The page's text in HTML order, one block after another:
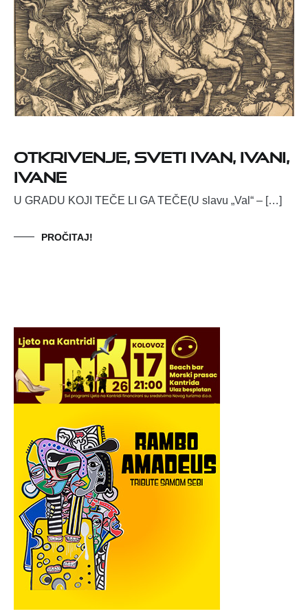
OTKRIVENJE, SVETI IVAN, IVANI,
IVANE
U GRADU KOJI TEČE LI GA TEČE(U slavu „Val“ – […]
PROČITAJ!